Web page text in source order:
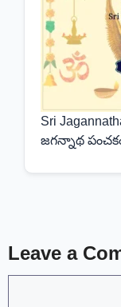
Sri
జగన్నాథ
Leave a